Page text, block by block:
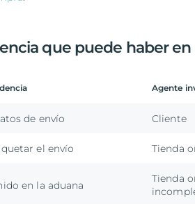
que puede haber
Agente
de envío Cliente
el envío Tienda
en la aduana
Tienda